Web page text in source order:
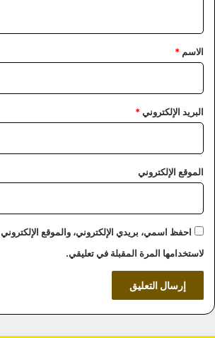
*
الاسم *
البريد الإلكتروني*
الموقع الإلكتروني
احفظ اسمي، بريدي الإلكتروني، والموقع
لاستخدامها المرة المقبلة في تعليقي.